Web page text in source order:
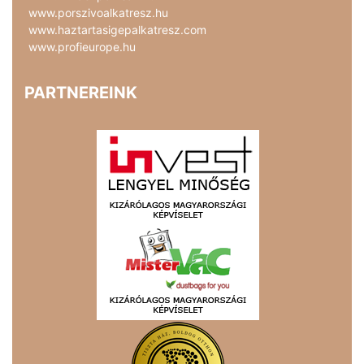
www.porszivoalkatresz.hu
www.haztartasigepalkatresz.com
www.profieurope.hu
PARTNEREINK